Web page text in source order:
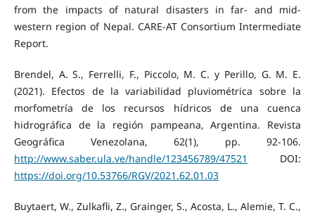
from the impacts of natural disasters in far- and mid-
western region of Nepal. CARE-AT Consortium Intermediate
Report.
Brendel, A. S., Ferrelli, F., Piccolo, M. C. y Perillo, G. M. E.
(2021). Efectos de la variabilidad pluviométrica sobre la
morfometría de los recursos hídricos de una cuenca
hidrográfica de la región pampeana, Argentina. Revista
Geográfica Venezolana, 62(1), pp. 92-106.
http://www.saber.ula.ve/handle/123456789/47521
DOI:
https://doi.org/10.53766/RGV/2021.62.01.03
Buytaert, W., Zulkafli, Z., Grainger, S., Acosta, L., Alemie, T. C.,